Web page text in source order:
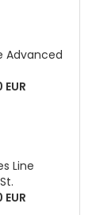
Advanced
Line